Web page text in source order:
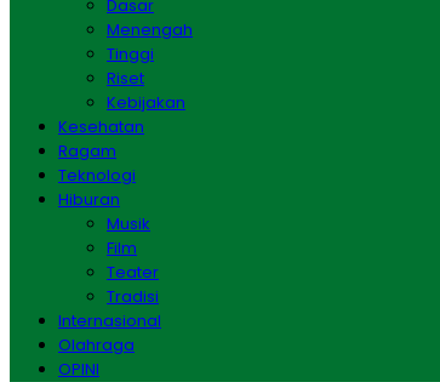
Dasar
Menengah
Tinggi
Riset
Kebijakan
Kesehatan
Ragam
Teknologi
Hiburan
Musik
Film
Teater
Tradisi
Internasional
Olahraga
OPINI